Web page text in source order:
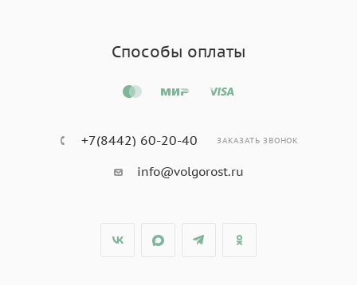
Способы оплаты
+7(8442) 60-20-40 ЗАКАЗАТЬ ЗВОНОК
info@volgorost.ru